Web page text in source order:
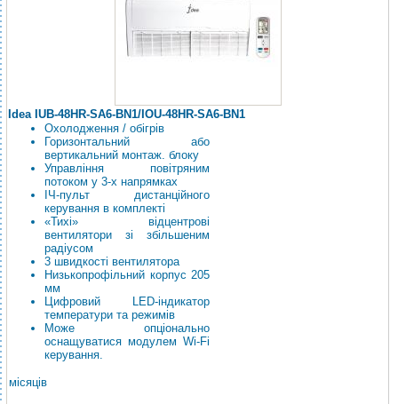
Idea IUB-48HR-SA6-BN1/IOU-48HR-SA6-BN1
Охолодження / обігрів
Горизонтальний або
вертикальний монтаж. блоку
Управління повітряним
потоком у 3-х напрямках
ІЧ-пульт дистанційного
керування в комплекті
«Тихі» відцентрові
вентилятори зі збільшеним
радіусом
3 швидкості вентилятора
Низькопрофільний корпус 205
мм
Цифровий LED-індикатор
температури та режимів
Може опціонально
оснащуватися модулем Wi-Fi
керування.
місяців